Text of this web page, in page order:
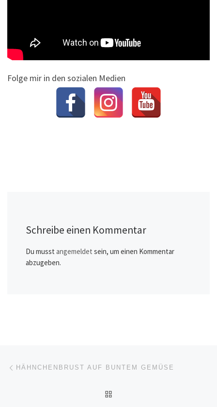
Folge mir in den sozialen Medien
Schreibe einen Kommentar
Du musst angemeldet sein, um einen Kommentar
abzugeben.
Beitragsnavigation
HÄHNCHENBRUST AUF BUNTEM GEMÜSE